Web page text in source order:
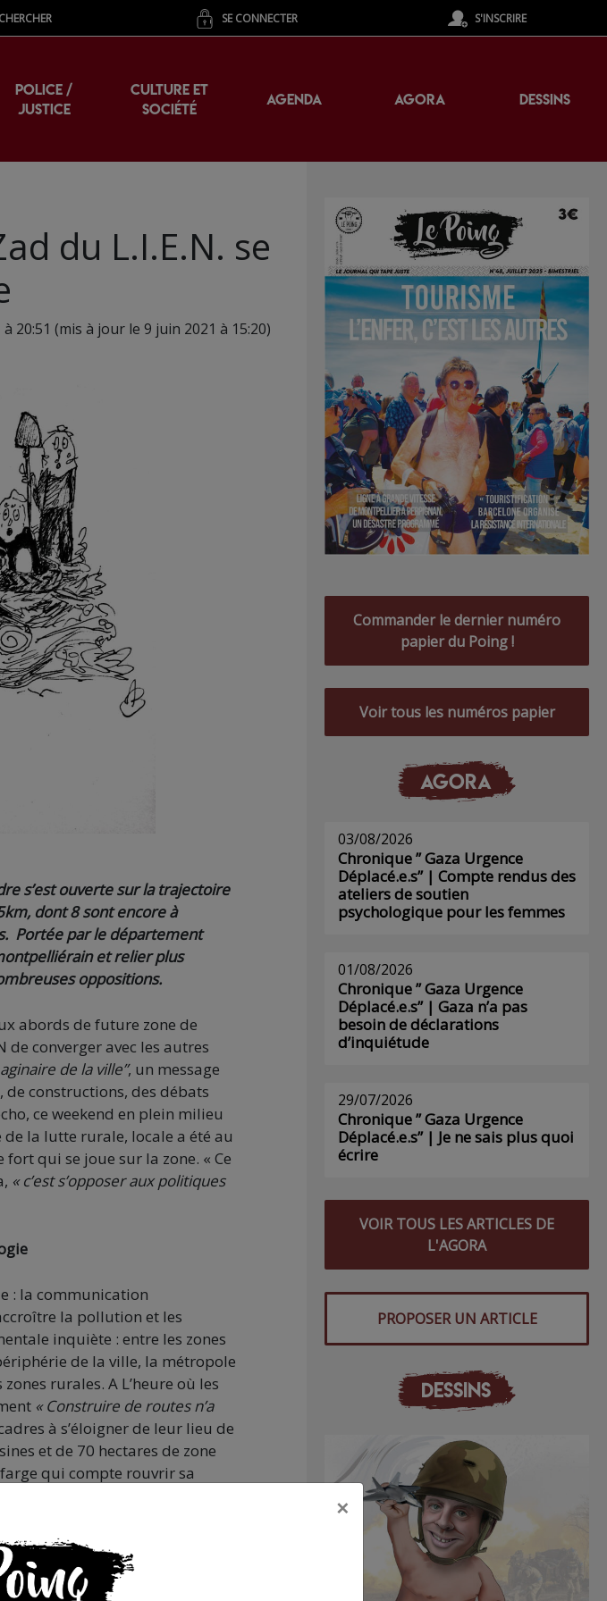
SE CONNECTER S'INSCRIRE
POLICE /
JUSTICE
CULTURE ET
SOCIÉTÉ
AGENDA AGORA DESSINS
du L.I.E.N. se
20:51 (mis à jour le 9 juin 2021 à 15:20)
s’est ouverte sur la trajectoire
dont 8 sont encore à
Portée par le département
et relier plus
oppositions.
abords de future zone de
de converger avec les autres
de la ville”, un message
constructions, des débats
ce weekend en plein milieu
la lutte rurale, locale a été au
qui se joue sur la zone. « Ce
« c’est s’opposer aux politiques
: la communication
la pollution et les
inquiète : entre les zones
de la ville, la métropole
rurales. A L’heure où les
« Construire de routes n’a
à s’éloigner de leur lieu de
et de 70 hectares de zone
qui compte rouvrir sa
ferme. Ce qui
Décathlon-Oxylane qui se
donc bien loin d’une
contraire. Par cela, le
classes supérieures.
Commander le dernier numéro
papier du Poing !
Voir tous les numéros papier
AGORA
03/08/2026
Chronique ” Gaza Urgence
Déplacé.e.s” | Compte rendus des
ateliers de soutien
psychologique pour les femmes
01/08/2026
Chronique ” Gaza Urgence
Déplacé.e.s” | Gaza n’a pas
besoin de déclarations
d’inquiétude
29/07/2026
Chronique ” Gaza Urgence
Déplacé.e.s” | Je ne sais plus quoi
écrire
VOIR TOUS LES ARTICLES DE
L'AGORA
PROPOSER UN ARTICLE
DESSINS
×